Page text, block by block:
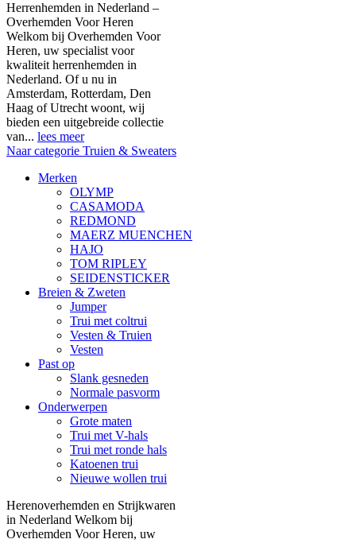
Herrenhemden in Nederland –
Overhemden Voor Heren
Welkom bij Overhemden Voor
Heren, uw specialist voor
kwaliteit herrenhemden in
Nederland. Of u nu in
Amsterdam, Rotterdam, Den
Haag of Utrecht woont, wij
bieden een uitgebreide collectie
van... lees meer
Naar categorie Truien & Sweaters
Merken
OLYMP
CASAMODA
REDMOND
MAERZ MUENCHEN
HAJO
TOM RIPLEY
SEIDENSTICKER
Breien & Zweten
Jumper
Trui met coltrui
Vesten & Truien
Vesten
Past op
Slank gesneden
Normale pasvorm
Onderwerpen
Grote maten
Trui met V-hals
Trui met ronde hals
Katoenen trui
Nieuwe wollen trui
Herenoverhemden en Strijkwaren
in Nederland Welkom bij
Overhemden Voor Heren, uw